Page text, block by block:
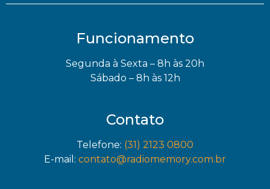
Funcionamento
Segunda à Sexta – 8h às 20h
Sábado – 8h às 12h
Contato
Telefone: (31) 2123 0800
E-mail: contato@radiomemory.com.br